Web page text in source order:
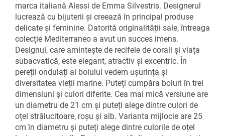
marca italiană Alessi de Emma Silvestris. Designerul
lucrează cu bijuterii și creează în principal produse
delicate și feminine. Datorită originalității sale, întreaga
colecție Mediterraneo a avut un succes imens.
Designul, care amintește de recifele de corali și viața
subacvatică, este elegant, atractiv și excentric. În
pereții ondulați ai bolului vedem ușurința și
diversitatea vieții marine. Puteți cumpăra boluri în trei
dimensiuni și culori diferite. Cea mai mică versiune are
un diametru de 21 cm și puteți alege dintre culori de
oțel strălucitoare, roșu și alb. Varianta mijlocie are 25
cm în diametru și puteți alege dintre culorile de oțel